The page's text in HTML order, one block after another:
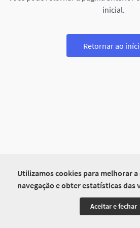
Utilizamos cookies para melhorar
navegação e obter estatísticas das
Aceitar e fechar
inicial.
Retornar ao